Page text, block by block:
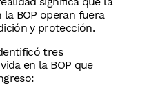
BOP operan fuera
y protección.
tres
en la BOP que